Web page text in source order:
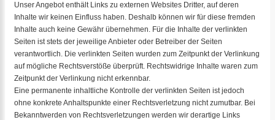
Unser Angebot enthält Links zu externen Websites Dritter, auf deren
Inhalte wir keinen Einfluss haben. Deshalb können wir für diese fremden
Inhalte auch keine Gewähr übernehmen. Für die Inhalte der verlinkten
Seiten ist stets der jeweilige Anbieter oder Betreiber der Seiten
verantwortlich. Die verlinkten Seiten wurden zum Zeitpunkt der Verlinkung
auf mögliche Rechtsverstöße überprüft. Rechtswidrige Inhalte waren zum
Zeitpunkt der Verlinkung nicht erkennbar.
Eine permanente inhaltliche Kontrolle der verlinkten Seiten ist jedoch
ohne konkrete Anhaltspunkte einer Rechtsverletzung nicht zumutbar. Bei
Bekanntwerden von Rechtsverletzungen werden wir derartige Links